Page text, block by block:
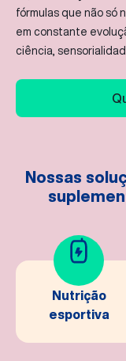
fórmulas que não só
em constante
ciência,
Nossas
Nutrição
esportiva